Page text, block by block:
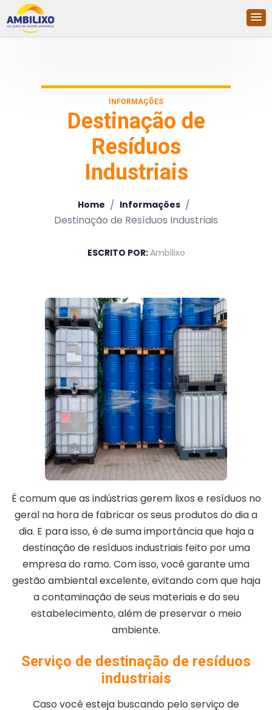
INFORMAÇÕES
Destinação de
Resíduos
Industriais
Home / Informações /
Destinação de Resíduos Industriais
ESCRITO POR:Ambilixo
É comum que as indústrias gerem lixos e resíduos no
geral na hora de fabricar os seus produtos do dia a
dia. E para isso, é de suma importância que haja a
destinação de resíduos industriais feito por uma
empresa do ramo. Com isso, você garante uma
gestão ambiental excelente, evitando com que haja
a contaminação de seus materiais e do seu
estabelecimento, além de preservar o meio
ambiente.
Serviço de destinação de resíduos
industriais
Caso você esteja buscando pelo serviço de